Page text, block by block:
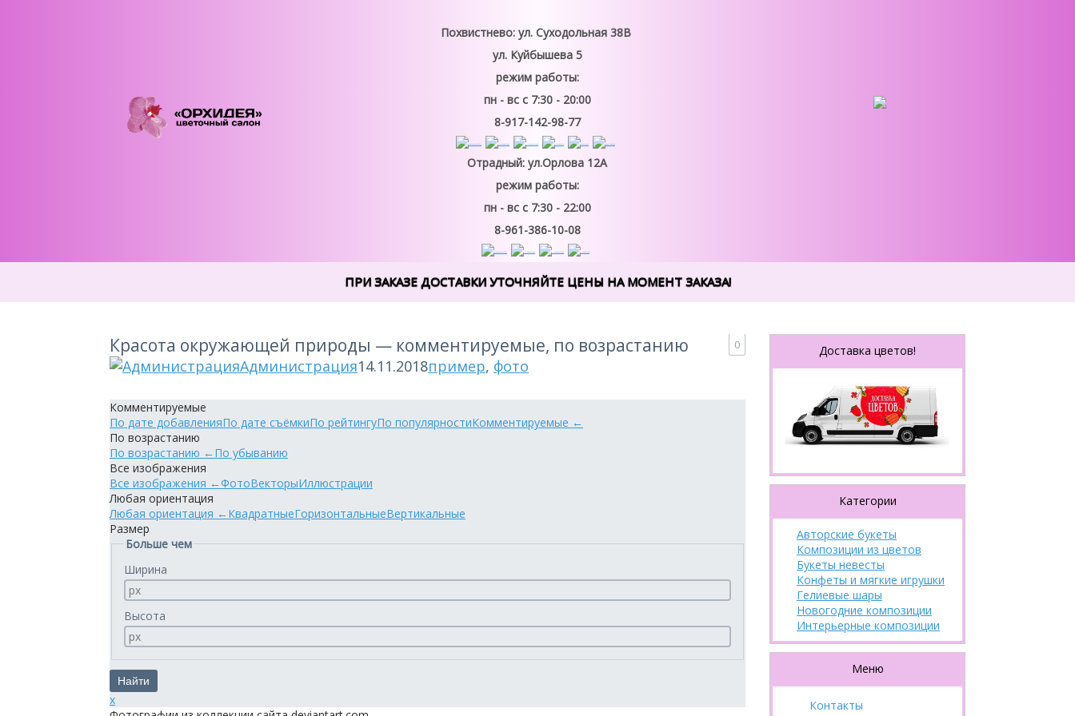
Похвистнево: ул. Суходольная 38В
ул. Куйбышева 5
режим работы:
пн - вс с 7:30 - 20:00
8-917-142-98-77
Отрадный: ул.Орлова 12А
режим работы:
пн - вс с 7:30 - 22:00
8-961-386-10-08
ПРИ ЗАКАЗЕ ДОСТАВКИ УТОЧНЯЙТЕ ЦЕНЫ НА МОМЕНТ ЗАКАЗА!
0
Красота окружающей природы — комментируемые, по возрастанию
Администрация14.11.2018пример, фото
Комментируемые
По дате добавленияПо дате съёмкиПо рейтингуПо популярностиКомментируемые ←
По возрастанию
По возрастанию ←По убыванию
Все изображения
Все изображения ←ФотоВекторыИллюстрации
Любая ориентация
Любая ориентация ←КвадратныеГоризонтальныеВертикальные
Размер
Больше чем
Ширина
Высота
x
Доставка цветов!
Категории
Авторские букеты
Композиции из цветов
Букеты невесты
Конфеты и мягкие игрушки
Гелиевые шары
Новогодние композиции
Интерьерные композиции
Меню
Контакты